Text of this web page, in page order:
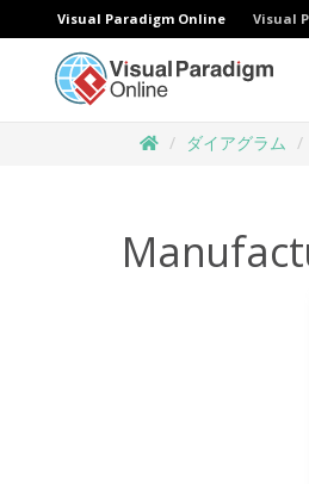
Visual Paradigm Online Visual
ダイアグラム